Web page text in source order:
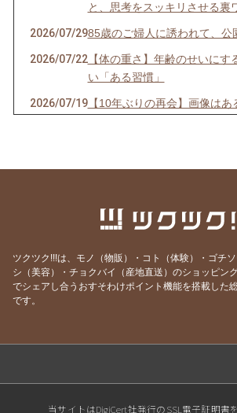
と、思考をスッキリさせる裏
2026/07/2985歳のご婦人に誘われて、公
2026/07/22【体の重さ】年齢のせいにす
い「ある習慣」
2026/07/19【10年ぶりの再会】画像は
け、軽やかに挑戦し続ける秘
るほど心が動いた理由
2026/06/15 【激痛】1週間前から膝裏が
2026/06/01動いたから出会えた・出会い
ツクツク!!!は、モノ（物販）・コト（体験）・ゴチ
シ（美容）・チョクバイ（産地直送）のショッピン
でシェアし合うおすそわけポイント機能を搭載した
です。
当サイトはDigiCert社発行のSSL電子証明書